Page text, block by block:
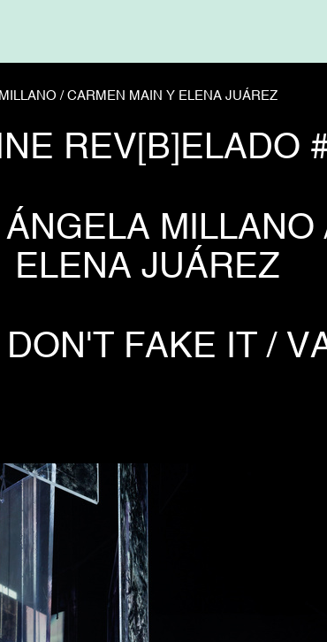
/ CARMEN MAIN Y ELENA JUÁREZ
REV[B]ELADO
ELENA JUÁREZ
FAKE IT /